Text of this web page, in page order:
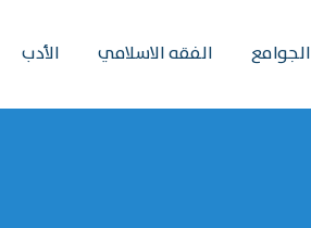
الجوامع الفقه الاسلامي الأدب